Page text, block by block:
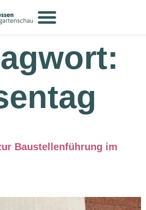
Baustellenführung im